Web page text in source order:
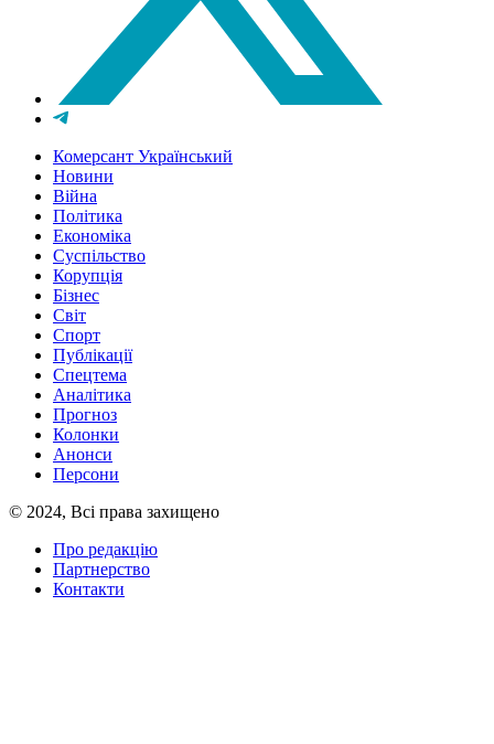
Комерсант Український
Новини
Війна
Політика
Економіка
Суспільство
Корупція
Бізнес
Світ
Спорт
Публікації
Спецтема
Аналітика
Прогноз
Колонки
Анонси
Персони
© 2024, Всі права захищено
Про редакцію
Партнерство
Контакти